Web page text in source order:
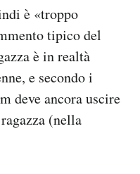
è «troppo
tipico del
è in realtà
e secondo i
deve ancora uscire
(nella